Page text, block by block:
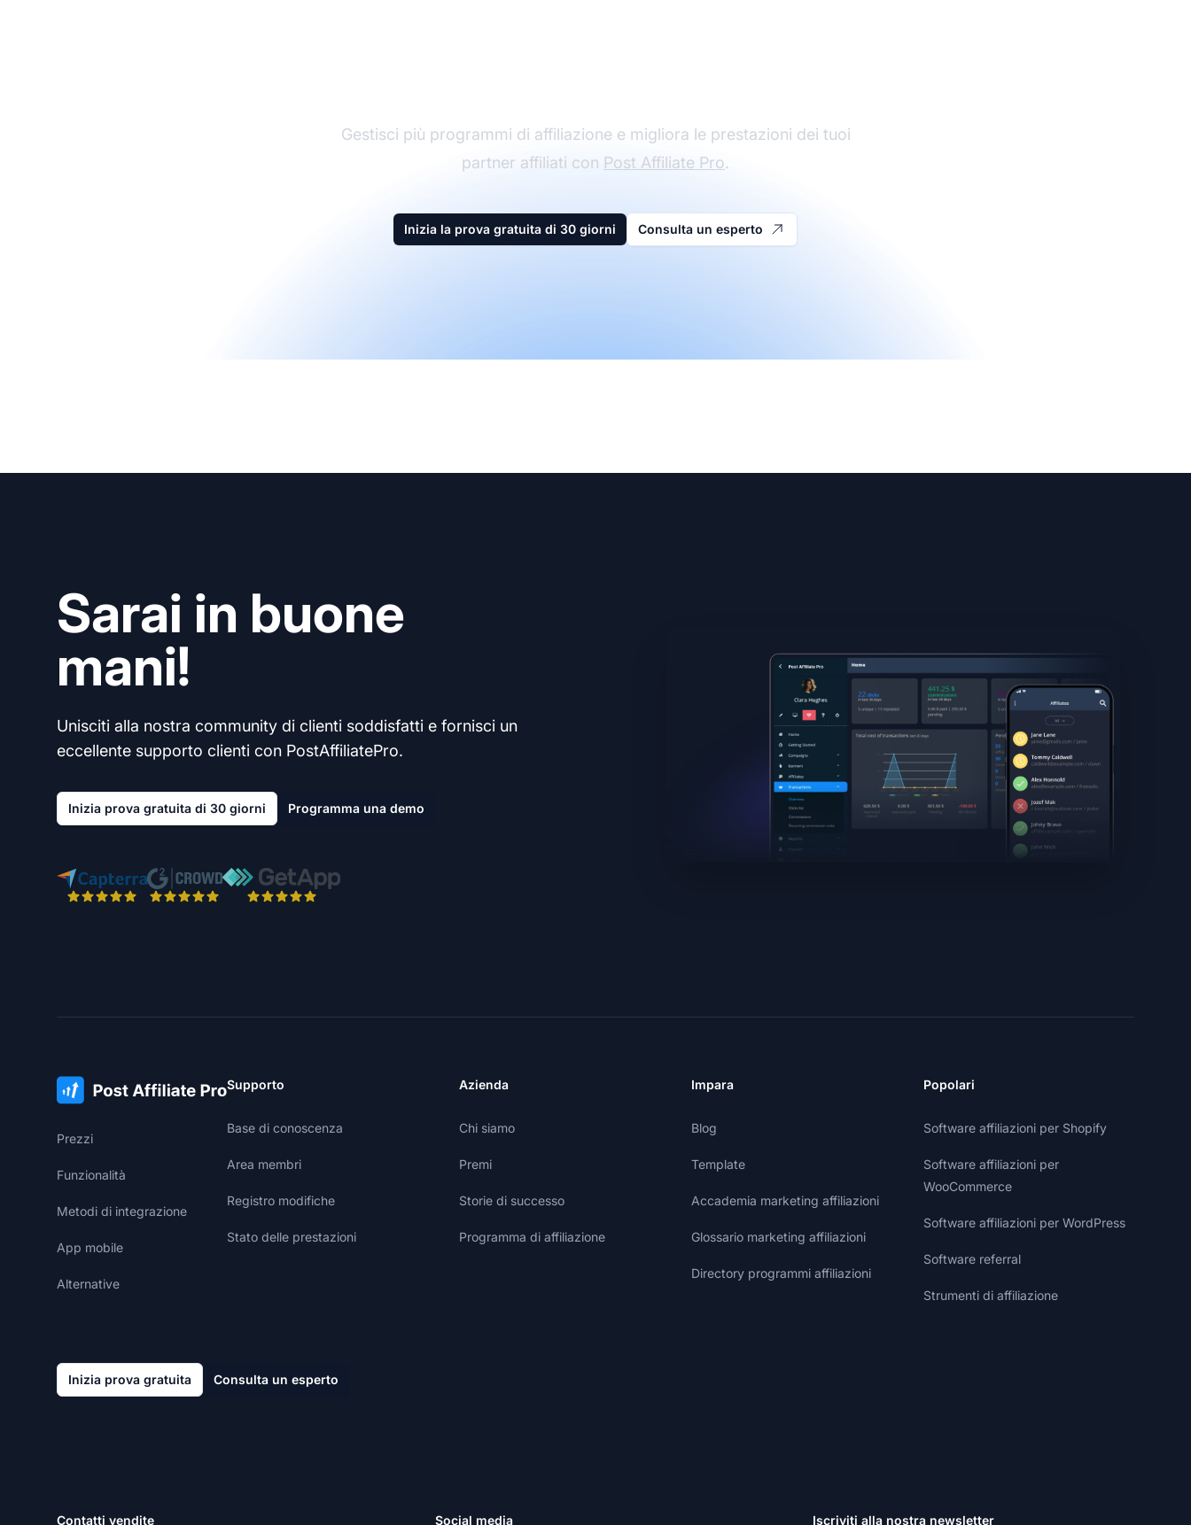
Gestisci più programmi di affiliazione e migliora le prestazioni dei tuoi
partner affiliati con Post Affiliate Pro.
Inizia la prova gratuita di 30 giorni Consulta un esperto
Sarai in buone
mani!
Unisciti alla nostra community di clienti soddisfatti e fornisci un
eccellente supporto clienti con PostAffiliatePro.
Inizia prova gratuita di 30 giorni Programma una demo
Prezzi
Funzionalità
Metodi di integrazione
App mobile
Alternative
Supporto
Base di conoscenza
Area membri
Registro modifiche
Stato delle prestazioni
Azienda
Chi siamo
Premi
Storie di successo
Programma di affiliazione
Impara
Blog
Template
Accademia marketing affiliazioni
Glossario marketing affiliazioni
Directory programmi affiliazioni
Popolari
Software affiliazioni per Shopify
Software affiliazioni per
WooCommerce
Software affiliazioni per WordPress
Software referral
Strumenti di affiliazione
Inizia prova gratuita Consulta un esperto
Contatti vendite Social media Iscriviti alla nostra newsletter